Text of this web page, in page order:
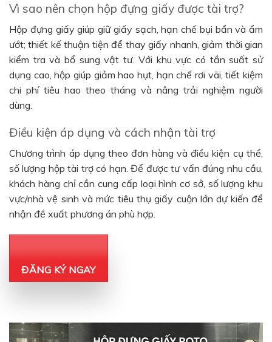
Vì sao nên chọn hộp đựng giấy được tài trợ?
Hộp đựng giấy giúp giữ giấy sạch, hạn chế bụi bẩn và ẩm
ướt; thiết kế thuận tiện để thay giấy nhanh, giảm thời gian
kiểm tra và bổ sung vật tư. Với khu vực có tần suất sử
dụng cao, hộp giúp giảm hao hụt, hạn chế rơi vãi, tiết kiệm
chi phí tiêu hao theo tháng và nâng trải nghiệm người
dùng.
Điều kiện áp dụng và cách nhận tài trợ
Chương trình áp dụng theo đơn hàng và điều kiện cụ thể,
số lượng hộp tài trợ có hạn. Để được tư vấn đúng nhu cầu,
khách hàng chỉ cần cung cấp loại hình cơ sở, số lượng khu
vực/nhà vệ sinh và mức tiêu thụ giấy cuộn lớn dự kiến để
nhận đề xuất phương án phù hợp.
ĐĂNG KÝ NGAY